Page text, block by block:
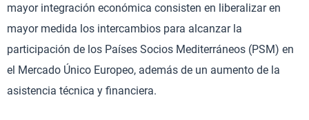
mayor integración económica consisten en liberalizar en
mayor medida los intercambios para alcanzar la
participación de los Países Socios Mediterráneos (PSM) en
el Mercado Único Europeo, además de un aumento de la
asistencia técnica y financiera.